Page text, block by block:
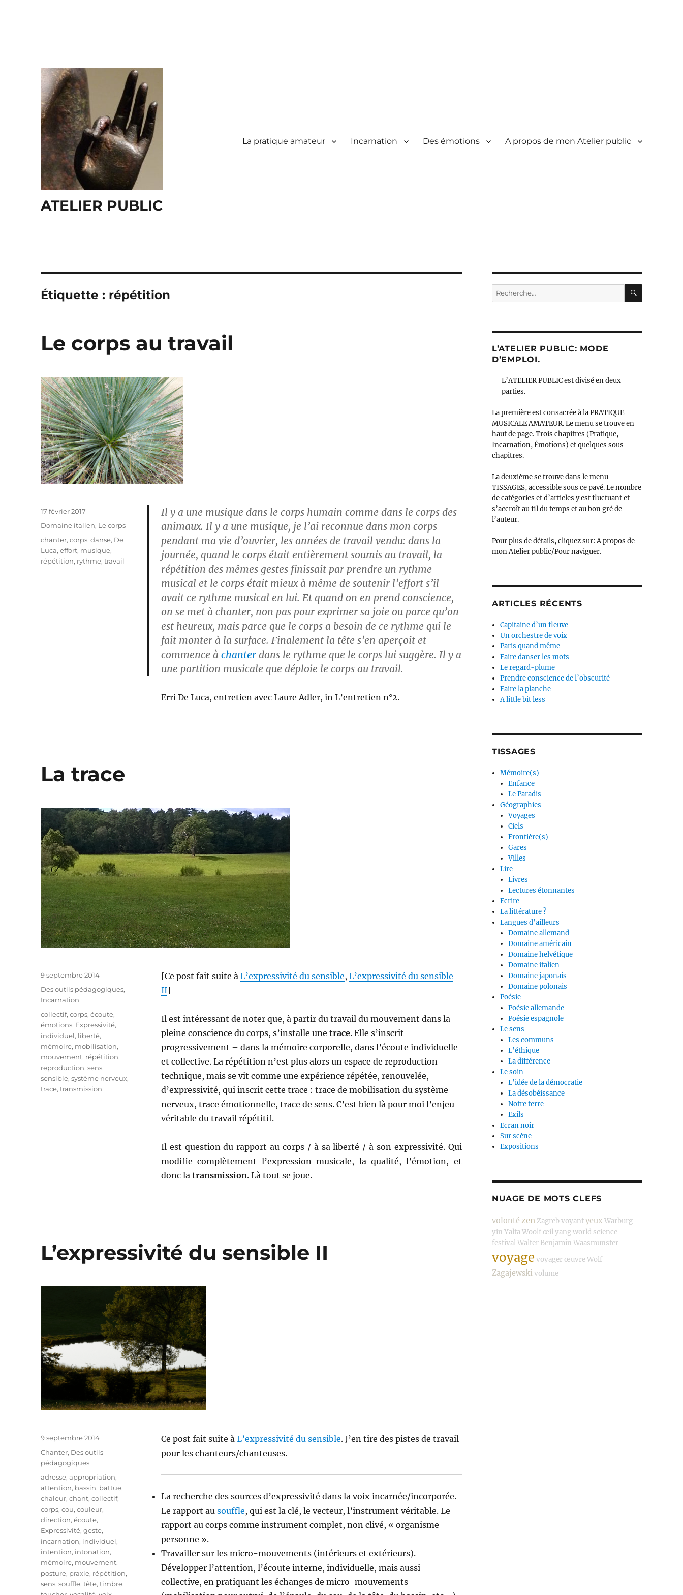
ATELIER PUBLIC
La pratique amateur Incarnation Des émotions A propos de mon Atelier public
Étiquette : répétition
Le corps au travail
Il y a une musique dans le corps humain comme dans le corps des
animaux. Il y a une musique, je l’ai reconnue dans mon corps
pendant ma vie d’ouvrier, les années de travail vendu: dans la
journée, quand le corps était entièrement soumis au travail, la
répétition des mêmes gestes finissait par prendre un rythme
musical et le corps était mieux à même de soutenir l’effort s’il
avait ce rythme musical en lui. Et quand on en prend conscience,
on se met à chanter, non pas pour exprimer sa joie ou parce qu’on
est heureux, mais parce que le corps a besoin de ce rythme qui le
fait monter à la surface. Finalement la tête s’en aperçoit et
commence à chanterdans le rythme que le corps lui suggère. Il y a
une partition musicale que déploie le corps au travail.
Erri De Luca, entretien avec Laure Adler, in L’entretien n°2.
Publié
17 février 2017
Catégories
Domaine italien, Le corps
Étiquettes
chanter,corps,danse, De
Luca,effort, musique,
répétition, rythme,travail
La trace
[Ce post fait suite à L’expressivité du sensible, L’expressivité du sensible
II]
Il est intéressant de noter que, à partir du travail du mouvement dans la
pleine conscience du corps, s’installe une trace. Elle s’inscrit
progressivement – dans la mémoire corporelle, dans l’écoute individuelle
et collective. La répétition n’est plus alors un espace de reproduction
technique, mais se vit comme une expérience répétée, renouvelée,
d’expressivité, qui inscrit cette trace : trace de mobilisation du système
nerveux, trace émotionnelle, trace de sens. C’est bien là pour moi l’enjeu
véritable du travail répétitif.
Il est question du rapport au corps / à sa liberté / à son expressivité. Qui
modifie complètement l’expression musicale, la qualité, l’émotion, et
donc la transmission. Là tout se joue.
Publié
9 septembre 2014
Catégories
Des outils pédagogiques,
Incarnation
Étiquettes
collectif,corps,écoute,
émotions, Expressivité,
individuel, liberté,
mémoire, mobilisation,
mouvement, répétition,
reproduction,sens,
sensible,système nerveux,
trace,transmission
L’expressivité du sensible II
Ce post fait suite à L’expressivité du sensible. J’en tire des pistes de travail
pour les chanteurs/chanteuses.
La recherche des sources d’expressivité dans la voix incarnée/incorporée.
Le rapport au souffle, qui est la clé, le vecteur, l’instrument véritable. Le
rapport au corps comme instrument complet, non clivé, « organisme-
personne ».
Travailler sur les micro-mouvements (intérieurs et extérieurs).
Développer l’attention, l’écoute interne, individuelle, mais aussi
collective, en pratiquant les échanges de micro-mouvements
Publié
le
9 septembre 2014
Catégories
Chanter, Des outils
pédagogiques
Étiquettes
adresse,appropriation,
attention, bassin, battue,
chaleur,chant,collectif,
corps,cou,couleur,
direction,écoute,
Expressivité,geste,
incarnation, individuel,
intention, intonation,
mémoire, mouvement,
posture, praxie, répétition,
sens,souffle,tête,timbre,
Recherche
pour :
L’ATELIER PUBLIC: MODE
D’EMPLOI.
L’ATELIER PUBLIC est divisé en deux
parties.
La première est consacrée à la PRATIQUE
MUSICALE AMATEUR. Le menu se trouve en
haut de page. Trois chapitres (Pratique,
Incarnation, Émotions) et quelques sous-
chapitres.
La deuxième se trouve dans le menu
TISSAGES, accessible sous ce pavé. Le nombre
de catégories et d’articles y est fluctuant et
s’accroît au fil du temps et au bon gré de
l’auteur.
Pour plus de détails, cliquez sur: A propos de
mon Atelier public/Pour naviguer.
ARTICLES RÉCENTS
Capitaine d’un fleuve
Un orchestre de voix
Paris quand même
Faire danser les mots
Le regard-plume
Prendre conscience de l’obscurité
Faire la planche
A little bit less
TISSAGES
Mémoire(s)
Enfance
Le Paradis
Géographies
Voyages
Ciels
Frontière(s)
Gares
Villes
Lire
Livres
Lectures étonnantes
Ecrire
La littérature ?
Langues d’ailleurs
Domaine allemand
Domaine américain
Domaine helvétique
Domaine italien
Domaine japonais
Domaine polonais
Poésie
Poésie allemande
Poésie espagnole
Le sens
Les communs
L’éthique
La différence
Le soin
L’idée de la démocratie
La désobéissance
Notre terre
Exils
Ecran noir
Sur scène
Expositions
NUAGE DE MOTS CLEFS
volonté zen ZagrebvoyantyeuxWarburg
yin YaltaWoolf œilyangworld science
festivalWalter Benjamin Waasmunster
voyage voyager œuvreWolf
Zagajewskivolume